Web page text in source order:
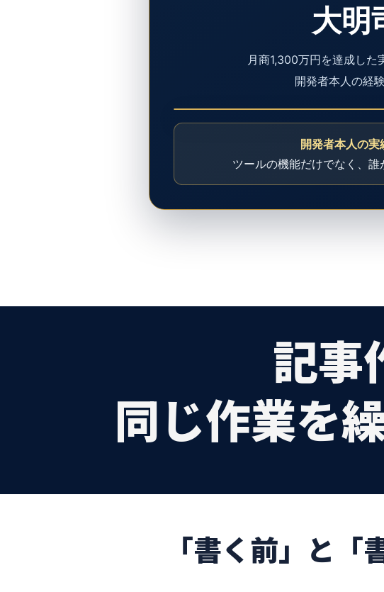
大明
月商1,300万円を達成した
開発者本人の経
開発者本人の実
ツールの機能だけでなく、誰
記事
同じ作業を
「書く前」と「